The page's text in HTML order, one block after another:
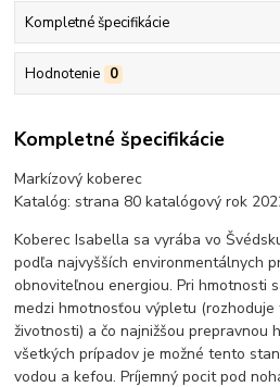
Kompletné špecifikácie
Hodnotenie 0
Kompletné špecifikácie
Markízový koberec
Katalóg: strana 80 katalógový rok
Koberec Isabella sa vyrába vo
podľa najvyšších environmentálnych
obnoviteľnou energiou. Pri hmotnosti
medzi hmotnosťou výpletu
životnosti) a čo najnižšou prepravnou
všetkých prípadov je možné tento
vodou a kefou. Príjemný pocit pod